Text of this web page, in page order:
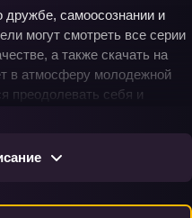
дружбе, самоосознании и
могут смотреть все серии
а также скачать на
в атмосферу молодежной
преодолевать себя и